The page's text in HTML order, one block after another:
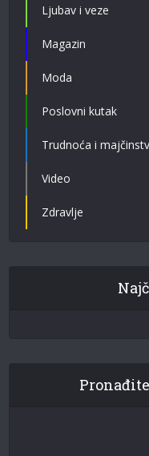
Ljubav i veze
Magazin
Moda
Poslovni kutak
Trudnoća i
Video
Zdravlje